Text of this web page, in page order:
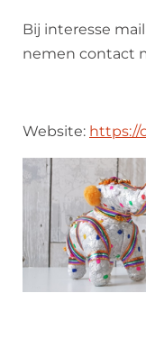
Bij interesse
nemen contact
Website: https://